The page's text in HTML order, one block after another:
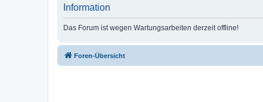
Information
Das Forum ist wegen Wartungsarbeiten derzeit offline!
Foren-Übersicht